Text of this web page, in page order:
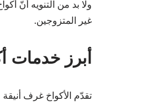
ولا بد من التنويه أنّ
غير المتزوجين.
أبرز خدمات
تقدّم الأكواخ غرف